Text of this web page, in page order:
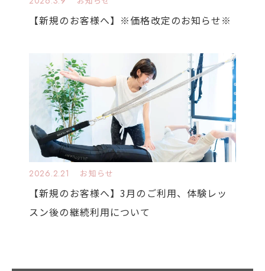
【新規のお客様へ】※価格改定のお知らせ※
2026.2.21 お知らせ
【新規のお客様へ】3月のご利用、体験レッ
スン後の継続利用について